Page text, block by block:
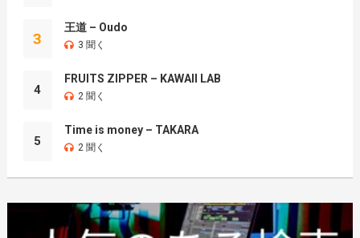
3
王道 – Oudo
3 聞く
4
FRUITS ZIPPER – KAWAII LAB
2 聞く
5
Time is money – TAKARA
2 聞く